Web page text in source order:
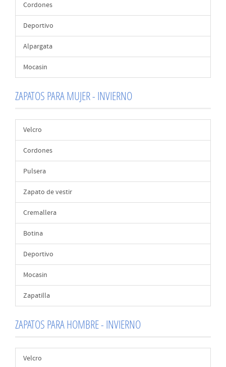
Cordones
Deportivo
Alpargata
Mocasin
ZAPATOS PARA MUJER - INVIERNO
Velcro
Cordones
Pulsera
Zapato de vestir
Cremallera
Botina
Deportivo
Mocasin
Zapatilla
ZAPATOS PARA HOMBRE - INVIERNO
Velcro